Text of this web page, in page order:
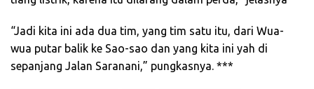
“Jadi kita ini ada dua tim, yang tim satu itu, dari Wua-
wua putar balik ke Sao-sao dan yang kita ini yah di
sepanjang Jalan Saranani,” pungkasnya. ***